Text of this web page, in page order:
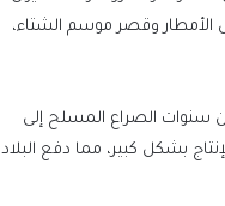
الأمطار وقصر موسم الشتاء،
عام 2011 بإنتاج سنوي بلغ 4.1 ملايين طن، لكن سنوات الصراع المسلح إلى
بشكل كبير، مما دفع البلاد